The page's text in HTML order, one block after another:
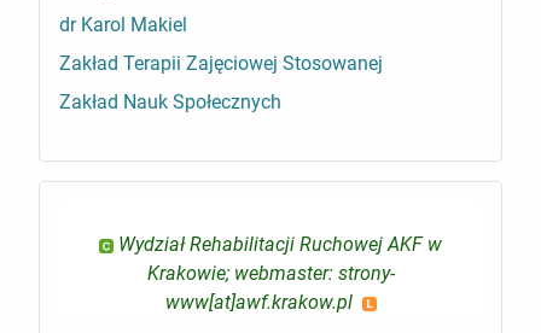
dr Karol Makiel
Zakład Terapii Zajęciowej Stosowanej
Zakład Nauk Społecznych
Wydział Rehabilitacji Ruchowej AKF w
Krakowie; webmaster: strony-
www[at]awf.krakow.pl